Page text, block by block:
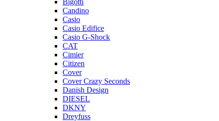
Bigotti
Candino
Casio
Casio Edifice
Casio G-Shock
CAT
Cimier
Citizen
Cover
Cover Crazy Seconds
Danish Design
DIESEL
DKNY
Dreyfuss